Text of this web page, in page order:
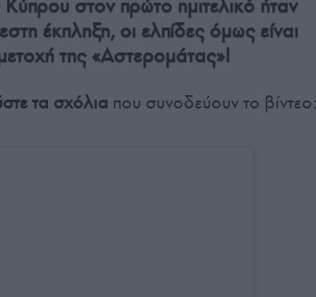
στον πρώτο ημιτελικό ήταν
έκπληξη, οι ελπίδες όμως είναι
της «Αστερομάτας»!
τα σχόλια που συνοδεύουν το βίντεο: